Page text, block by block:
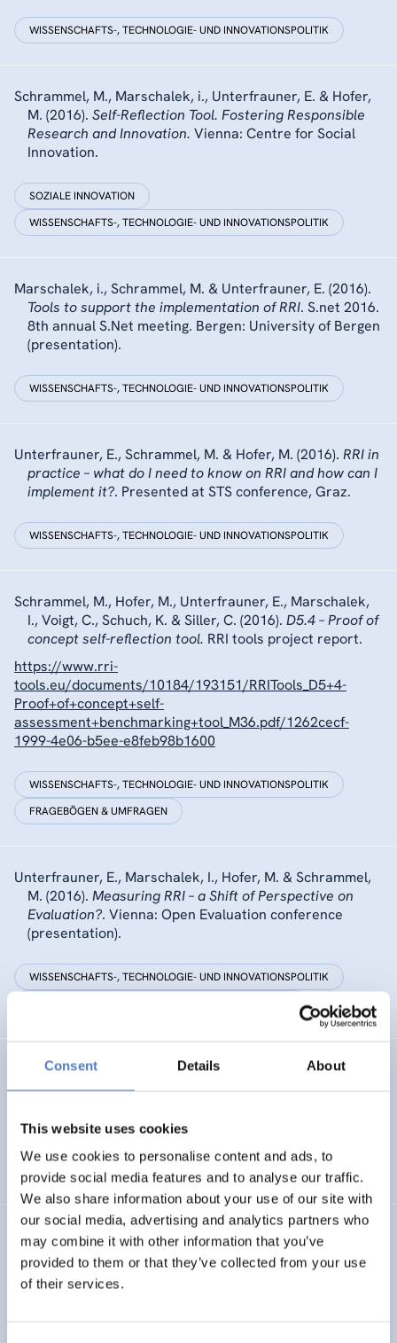
Consent Details About
This website uses cookies
We use cookies to personalise content and ads, to
provide social media features and to analyse our traffic.
We also share information about your use of our site with
our social media, advertising and analytics partners who
may combine it with other information that you’ve
provided to them or that they’ve collected from your use
of their services.
WISSENSCHAFTS-, TECHNOLOGIE- UND INNOVATIONSPOLITIK
Schrammel, M., Marschalek, i., Unterfrauner, E. & Hofer,
M. (2016). Self-Reflection Tool. Fostering Responsible
Research and Innovation. Vienna: Centre for Social
Innovation.
SOZIALE INNOVATION
WISSENSCHAFTS-, TECHNOLOGIE- UND INNOVATIONSPOLITIK
Marschalek, i., Schrammel, M. & Unterfrauner, E. (2016).
Tools to support the implementation of RRI. S.net 2016.
8th annual S.Net meeting. Bergen: University of Bergen
(presentation).
WISSENSCHAFTS-, TECHNOLOGIE- UND INNOVATIONSPOLITIK
Unterfrauner, E., Schrammel, M. & Hofer, M. (2016). RRI in
practice – what do I need to know on RRI and how can I
implement it?. Presented at STS conference, Graz.
WISSENSCHAFTS-, TECHNOLOGIE- UND INNOVATIONSPOLITIK
Schrammel, M., Hofer, M., Unterfrauner, E., Marschalek,
I., Voigt, C., Schuch, K. & Siller, C. (2016). D5.4 – Proof of
concept self-reflection tool. RRI tools project report.
https://www.rri-
tools.eu/documents/10184/193151/RRITools_D5+4-
Proof+of+concept+self-
assessment+benchmarking+tool_M36.pdf/1262cecf-
1999-4e06-b5ee-e8feb98b1600
WISSENSCHAFTS-, TECHNOLOGIE- UND INNOVATIONSPOLITIK
FRAGEBÖGEN & UMFRAGEN
Unterfrauner, E., Marschalek, I., Hofer, M. & Schrammel,
M. (2016). Measuring RRI – a Shift of Perspective on
Evaluation?. Vienna: Open Evaluation conference
(presentation).
WISSENSCHAFTS-, TECHNOLOGIE- UND INNOVATIONSPOLITIK
Hofer, M., Unterfrauer, E., Marschalek, I. & Schrammel, M.
(2015).Responsible research and innovation – quality
conference.
WISSENSCHAFTS-, TECHNOLOGIE- UND INNOVATIONSPOLITIK
Gächter, A., Manahl, C., Tschank, J. & Unterfrauner, E.
(2014). „Im Fordergrund lernen“. (Basis)Bildung als
antidiskriminatorische Praxis der Selbstermächtigung.
Endbericht der wissenschaftlichen Begleitung. Wien: